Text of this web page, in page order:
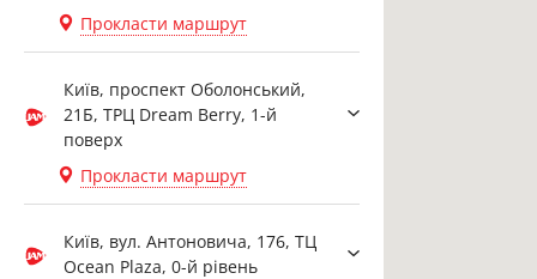
Прокласти маршрут
Київ, проспект Оболонський,
21Б, ТРЦ Dream Berry, 1-й
поверх
Прокласти маршрут
Київ, вул. Антоновича, 176, ТЦ
Ocean Plaza, 0-й рівень